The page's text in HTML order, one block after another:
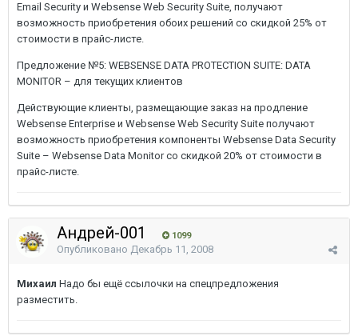
Email Security и Websense Web Security Suite, получают
возможность приобретения обоих решений со скидкой 25% от
стоимости в прайс-листе.
Предложение №5: WEBSENSE DATA PROTECTION SUITE: DATA
MONITOR – для текущих клиентов
Действующие клиенты, размещающие заказ на продление
Websense Enterprise и Websense Web Security Suite получают
возможность приобретения компоненты Websense Data Security
Suite – Websense Data Monitor со скидкой 20% от стоимости в
прайс-листе.
Андрей-001 1099
Опубликовано Декабрь 11, 2008
Михаил Надо бы ещё ссылочки на спецпредложения
разместить.